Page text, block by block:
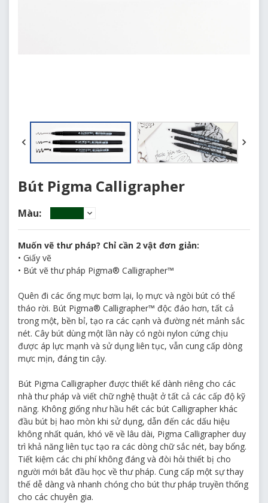
Bút Pigma Calligrapher
Màu:
No.19 Red
No.138 Royal Blue
No.49 Black
No.24 Purple
Muốn vẽ thư pháp? Chỉ cần 2 vật đơn giản:
• Giấy vẽ
• Bút vẽ thư pháp Pigma® Calligrapher™
Quên đi các ống mực bơm lại, lọ mực và ngòi bút có thể
tháo rời. Bút Pigma® Calligrapher™ độc đáo hơn, tất cả
trong một, bền bỉ, tạo ra các cạnh và đường nét mảnh sắc
nét. Cây bút dùng một lần này có ngòi nylon cứng chịu
được áp lực mạnh và sử dụng liên tục, vẫn cung cấp dòng
mực mịn, đáng tin cậy.
Bút Pigma Calligrapher được thiết kế dành riêng cho các
nhà thư pháp và viết chữ nghệ thuật ở tất cả các cấp độ kỹ
năng. Không giống như hầu hết các bút Calligrapher khác
đầu bút bị hao mòn khi sử dụng, dẫn đến các dấu hiệu
không nhất quán, khó vẽ về lâu dài, Pigma Calligrapher duy
trì khả năng liên tục tạo ra các dòng chữ sắc nét, bay bổng.
Tiết kiệm các chi phí không đáng và đòi hỏi thiết bị cho
người mới bắt đầu học về thư pháp. Cung cấp một sự thay
thế dễ dàng và nhanh chóng cho bút thư pháp truyền thống
cho các chuyên gia.